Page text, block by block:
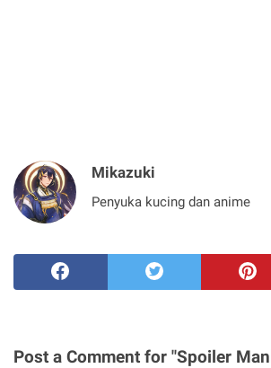
Mikazuki
Penyuka kucing dan anime
Post a Comment for "Spoiler